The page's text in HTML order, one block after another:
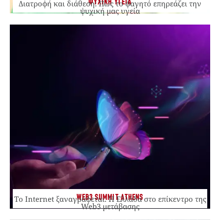
ΨΥΧΙΚΗ ΥΓΕΙΑ
Διατροφή και διάθεση: Πώς το φαγητό επηρεάζει την
ψυχική μας υγεία
WEB3 SUMMIT ATHENS
Το Internet ξαναγράφεται. Η Ελλάδα στο επίκεντρο της
Web3 μετάβασης